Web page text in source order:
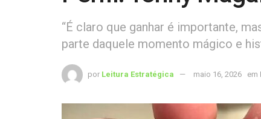
“É claro que ganhar é importante,
parte daquele momento mágico e
por Leitura Estratégica maio 16, 2026 em